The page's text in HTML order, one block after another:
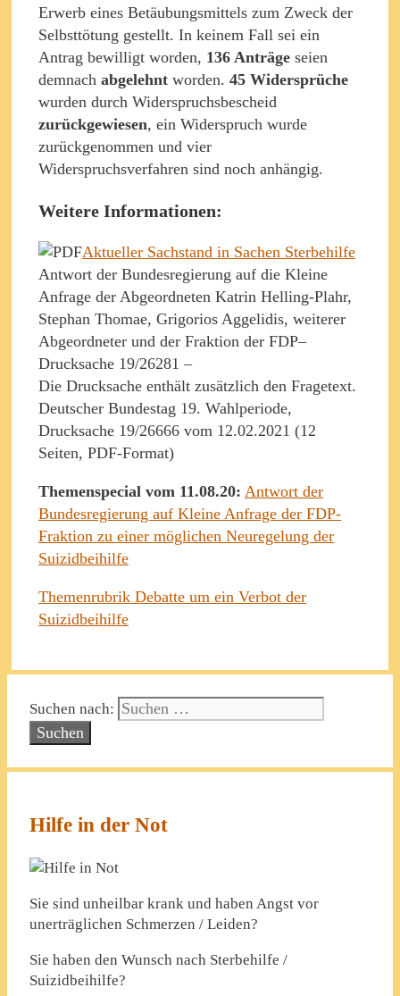
Erwerb eines Betäubungsmittels zum Zweck der
Selbsttötung gestellt. In keinem Fall sei ein
Antrag bewilligt worden, 136 Anträge seien
demnach abgelehnt worden. 45 Widersprüche
wurden durch Widerspruchsbescheid
zurückgewiesen, ein Widerspruch wurde
zurückgenommen und vier
Widerspruchsverfahren sind noch anhängig.
Weitere Informationen:
Aktueller Sachstand in Sachen Sterbehilfe
Antwort der Bundesregierung auf die Kleine
Anfrage der Abgeordneten Katrin Helling-Plahr,
Stephan Thomae, Grigorios Aggelidis, weiterer
Abgeordneter und der Fraktion der FDP–
Drucksache 19/26281 –
Die Drucksache enthält zusätzlich den Fragetext.
Deutscher Bundestag 19. Wahlperiode,
Drucksache 19/26666 vom 12.02.2021 (12
Seiten, PDF-Format)
Themenspecial vom 11.08.20: Antwort der
Bundesregierung auf Kleine Anfrage der FDP-
Fraktion zu einer möglichen Neuregelung der
Suizidbeihilfe
Themenrubrik Debatte um ein Verbot der
Suizidbeihilfe
Suchen nach:
Hilfe in der Not
Sie sind unheilbar krank und haben Angst vor
unerträglichen Schmerzen / Leiden?
Sie haben den Wunsch nach Sterbehilfe /
Suizidbeihilfe?